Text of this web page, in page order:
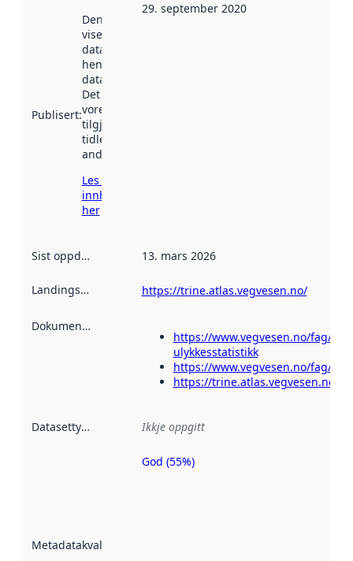
Publisert:
Denne datoen
viser når
datasettet vart
henta inn av
data.norge.no.
Det kan ha
vore
tilgjengeleg
tidlegare
andre stader.
Les meir om
innhenting
her
29. september 2020
Sist oppdatert 13. mars 2026
Landingsside https://trine.atlas.vegvesen.no/
Dokumentasjon
https://www.vegvesen.no/fag/
ulykkesstatistikk
https://www.vegvesen.no/fag/
https://trine.atlas.vegvesen.no/
Datasettype Ikkje oppgitt
Metadatakvalitet
Metadatakvalitet
God (55%)